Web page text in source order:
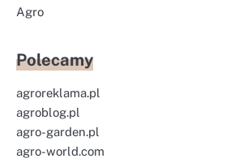
Agro
Polecamy
agroreklama.pl
agroblog.pl
agro-garden.pl
agro-world.com